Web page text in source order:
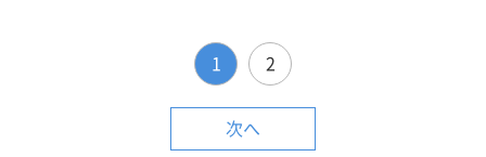
1 2
次へ